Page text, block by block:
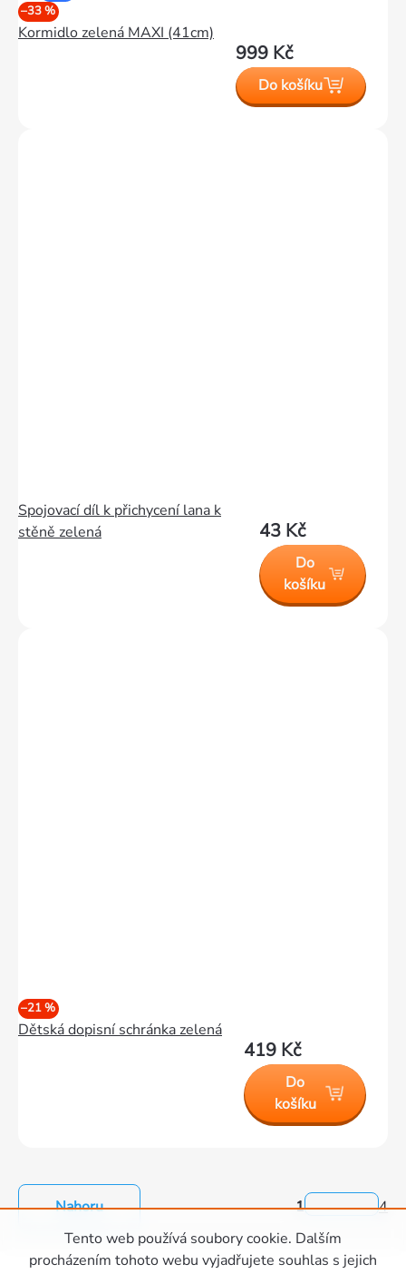
Tento web používá soubory cookie. Dalším
procházením tohoto webu vyjadřujete souhlas s jejich
–33 %
Kormidlo zelená MAXI (41cm)
999 Kč
Do košíku
Spojovací díl k přichycení lana k
stěně zelená
43 Kč
Do
košíku
–21 %
Dětská dopisní schránka zelená
419 Kč
Do
košíku
Ovládací
prvky
1 4
Nahoru
Zápatí